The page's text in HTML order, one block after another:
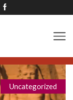
Uncategorized